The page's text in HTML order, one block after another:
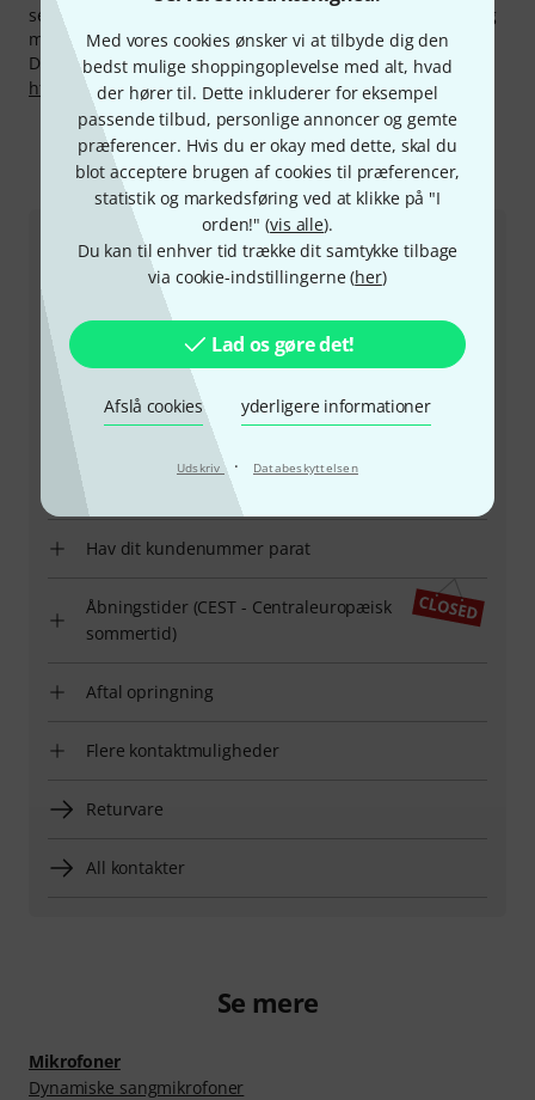
Med vores cookies ønsker vi at tilbyde dig den
bedst mulige shoppingoplevelse med alt, hvad
der hører til. Dette inkluderer for eksempel
passende tilbud, personlige annoncer og gemte
præferencer. Hvis du er okay med dette, skal du
blot acceptere brugen af cookies til præferencer,
statistik og markedsføring ved at klikke på "I
orden!" (vis alle).
Du kan til enhver tid trække dit samtykke tilbage
via cookie-indstillingerne (her)
Lad os gøre det!
Afslå cookies yderligere informationer
Udskriv · Databeskyttelsen
service som vores kompetente fagfolk, reperaturservice og
meget mere.
Du kan finde flere oplysninger om producenten på
http://www.mipro-germany.de
Sådan kontakter du os
Kundeservice Danmark
+45-78150202
Vores kundeservice står klar til at hjælpe, hvis du har
spørgsmål eller problemer efter dit køb.
Hav dit kundenummer parat
Åbningstider (CEST - Centraleuropæisk
sommertid)
Aftal opringning
Flere kontaktmuligheder
Returvare
All kontakter
Se mere
Mikrofoner
Dynamiske sangmikrofoner